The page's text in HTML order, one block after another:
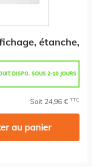
étanche,
DISPO. SOUS 2-10 JOURS
Soit 24,96 € TTC
au panier